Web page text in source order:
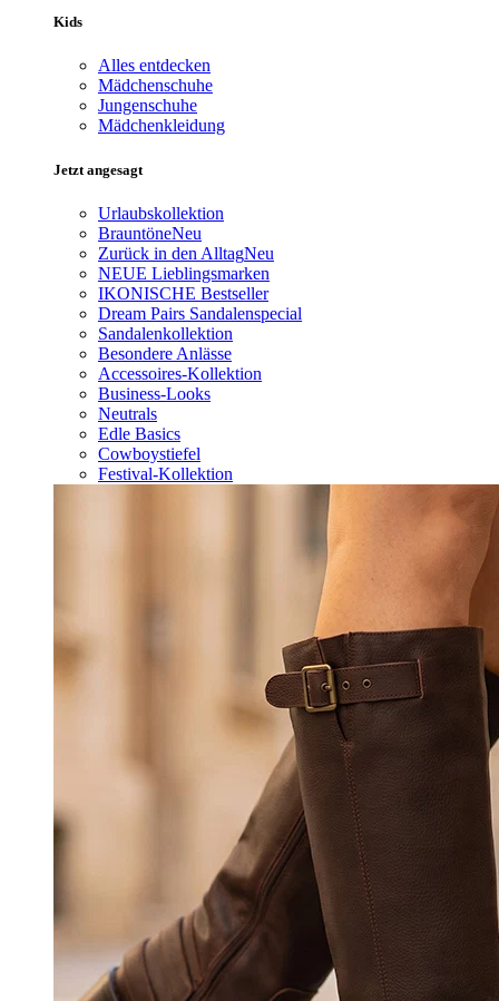
Kids
Alles entdecken
Mädchenschuhe
Jungenschuhe
Mädchenkleidung
Jetzt angesagt
Urlaubskollektion
BrauntöneNeu
Zurück in den AlltagNeu
NEUE Lieblingsmarken
IKONISCHE Bestseller
Dream Pairs Sandalenspecial
Sandalenkollektion
Besondere Anlässe
Accessoires-Kollektion
Business-Looks
Neutrals
Edle Basics
Cowboystiefel
Festival-Kollektion